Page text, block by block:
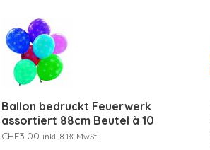
Ballon bedruckt Feuerwerk
assortiert 88cm Beutel à 10
CHF3.00 inkl. 8.1% MwSt.